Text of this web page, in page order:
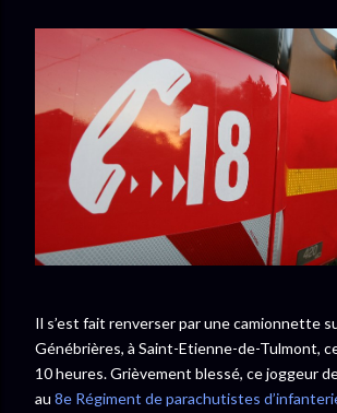
Il s’est fait renverser par une camionnette
Génébrières, à Saint-Etienne-de-Tulmont,
10 heures. Grièvement blessé, ce joggeur
au 8e Régiment de parachutistes